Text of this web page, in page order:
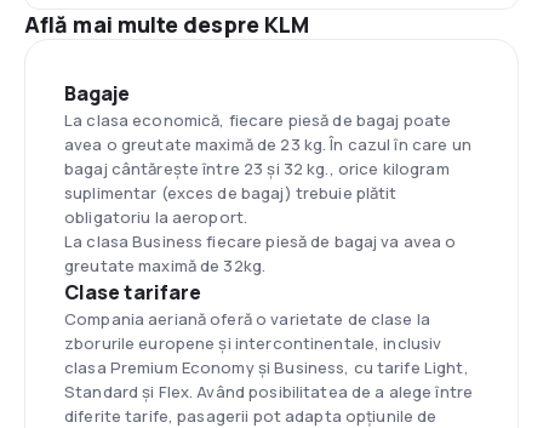
Află mai multe despre KLM
Bagaje
La clasa economică, fiecare piesă de bagaj poate
avea o greutate maximă de 23 kg. În cazul în care un
bagaj cântărește între 23 și 32 kg., orice kilogram
suplimentar (exces de bagaj) trebuie plătit
obligatoriu la aeroport.
La clasa Business fiecare piesă de bagaj va avea o
greutate maximă de 32kg.
Clase tarifare
Compania aeriană oferă o varietate de clase la
zborurile europene și intercontinentale, inclusiv
clasa Premium Economy și Business, cu tarife Light,
Standard și Flex. Având posibilitatea de a alege între
diferite tarife, pasagerii pot adapta opțiunile de